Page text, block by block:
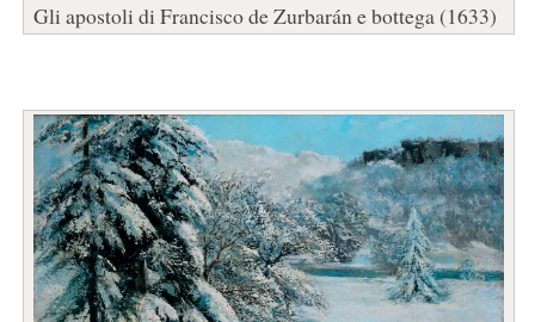
Gli apostoli di Francisco de Zurbarán e bottega (1633)